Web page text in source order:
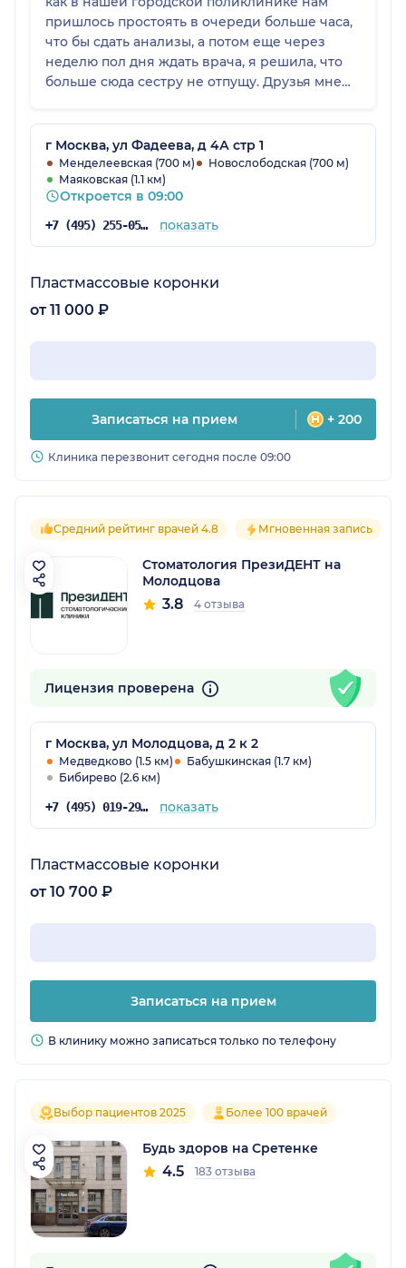
пришлось простоять в очереди больше часа,
что бы сдать анализы, а потом еще через
неделю пол дня ждать врача, я решила, что
больше сюда сестру не отпущу. Друзья мне
благодарна, ведь здесь по настоящему
квалифицированно и ответственно
относятся к пациентам: нет очередей, врачи
на месте и т.д. По началу мы планировали
воспользоваться услугами этого цента, что бы
сделать анализы, но узнав о программе
через 4 месяца у меня появился мой
любимый первый племяша и, главное,
г Москва, ул Фадеева, д 4А стр 1
Менделеевская (700 м)
Новослободская (700 м)
Маяковская (1.1 км)
Откроется в 09:00
+7 (495) 255-05-73 показать
Пластмассовые коронки
от 11 000 ₽
Записаться на прием + 200
Клиника перезвонит сегодня после 09:00
Средний рейтинг врачей 4.8 Мгновенная запись
Стоматология ПрезиДЕНТ на
Молодцова
3.8 4 отзыва
Лицензия проверена
г Москва, ул Молодцова, д 2 к 2
Медведково (1.5 км)
Бабушкинская (1.7 км)
Бибирево (2.6 км)
+7 (495) 019-29-26 показать
Пластмассовые коронки
от 10 700 ₽
Записаться на прием
В клинику можно записаться только по телефону
Выбор пациентов 2025 Более 100 врачей
Будь здоров на Сретенке
4.5 183 отзыва